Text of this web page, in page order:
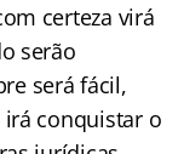
certeza virá
serão
será fácil,
irá conquistar o